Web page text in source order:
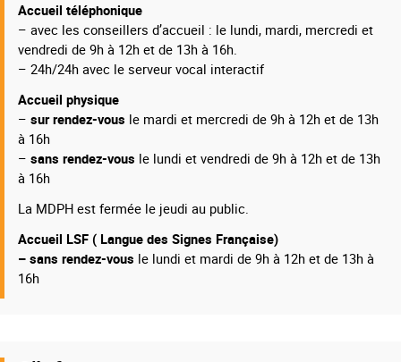
Accueil téléphonique
– avec les conseillers d’accueil : le lundi, mardi, mercredi et
vendredi de 9h à 12h et de 13h à 16h.
– 24h/24h avec le serveur vocal interactif
Accueil physique
– sur rendez-vous le mardi et mercredi de 9h à 12h et de 13h
à 16h
– sans rendez-vous le lundi et vendredi de 9h à 12h et de 13h
à 16h
La MDPH est fermée le jeudi au public.
Accueil LSF ( Langue des Signes Française)
– sans rendez-vous le lundi et mardi de 9h à 12h et de 13h à
16h